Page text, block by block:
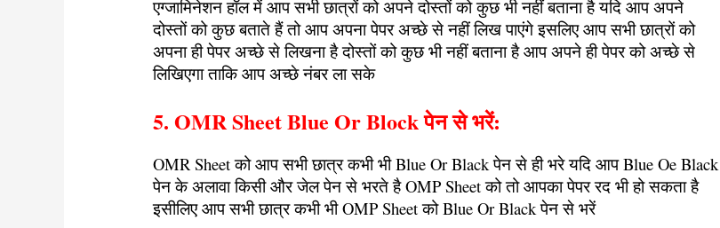
एग्जामिनेशन हॉल में आप सभी छात्रों को अपने दोस्तों को कुछ भी नहीं बताना है यदि आप अपने
दोस्तों को कुछ बताते हैं तो आप अपना पेपर अच्छे से नहीं लिख पाएंगे इसलिए आप सभी छात्रों को
अपना ही पेपर अच्छे से लिखना है दोस्तों को कुछ भी नहीं बताना है आप अपने ही पेपर को अच्छे से
लिखिएगा ताकि आप अच्छे नंबर ला सके
5. OMR Sheet Blue Or Block पेन से भरें:
OMR Sheet को आप सभी छात्र कभी भी Blue Or Black पेन से ही भरे यदि आप Blue Oe Black
पेन के अलावा किसी और जेल पेन से भरते है OMP Sheet को तो आपका पेपर रद भी हो सकता है
इसीलिए आप सभी छात्र कभी भी OMP Sheet को Blue Or Black पेन से भरें